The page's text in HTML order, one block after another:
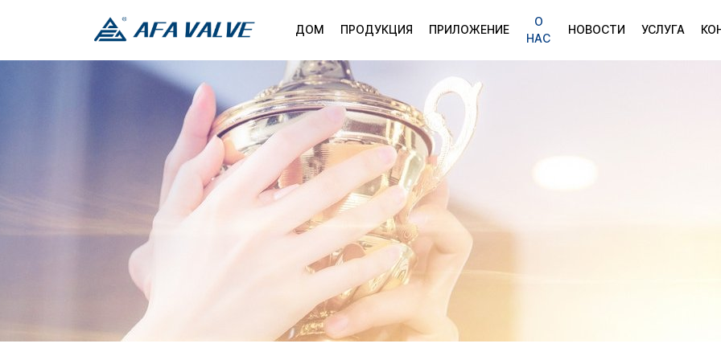
ДОМ ПРОДУКЦИЯ ПРИЛОЖЕНИЕ
О
НАС
НОВОСТИ УСЛУГА